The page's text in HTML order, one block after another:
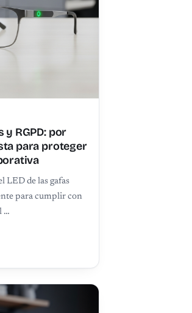
RGPD: por
para proteger
LED de las gafas
para cumplir con
…